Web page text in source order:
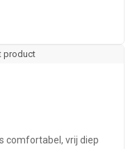
product
comfortabel, vrij diep